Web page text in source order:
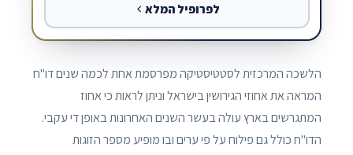
לפרופיל המלא
הלשכה המרכזית לסטטיסטיקה מפרסמת אחת לכמה שנים דו"ח
המראה את אחוזי הגירושין בישראל וניתן לראות כי אחוז
המתגרשים בארץ עולה בעשר השנים האחרונות באופן די עקבי.
הדו"ח כולל גם פילוח על פי ערים ובו מופיע מספר הזוגות